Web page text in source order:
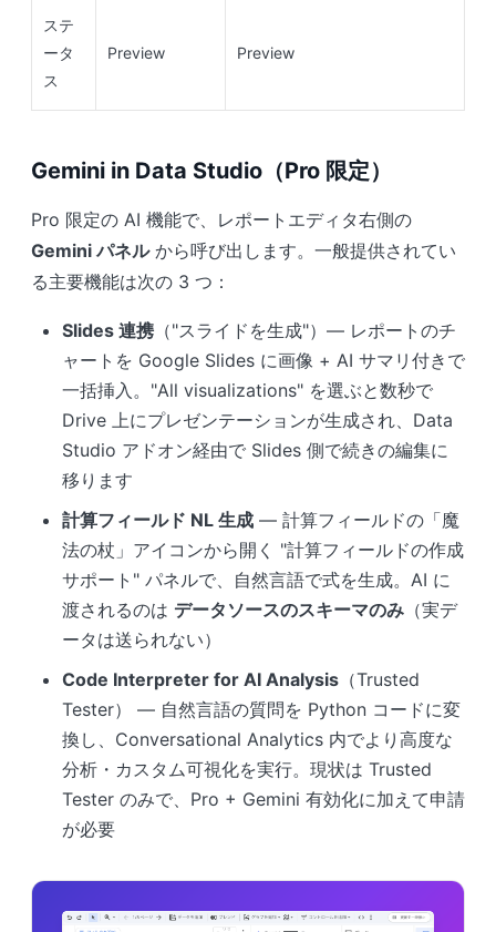
ステ
ータ
ス
Preview Preview
Gemini in Data Studio（Pro 限定）
Pro 限定の AI 機能で、レポートエディタ右側の
Gemini パネルから呼び出します。一般提供されてい
る主要機能は次の 3 つ：
Slides 連携 （"スライドを生成"）— レポートのチ
ャートを Google Slides に画像 + AI サマリ付きで
一括挿入。"All visualizations" を選ぶと数秒で
Drive 上にプレゼンテーションが生成され、Data
Studio アドオン経由で Slides 側で続きの編集に
移ります
計算フィールド NL 生成 — 計算フィールドの「魔
法の杖」アイコンから開く "計算フィールドの作成
サポート" パネルで、自然言語で式を生成。AI に
渡されるのは データソースのスキーマのみ （実デ
ータは送られない）
Code Interpreter for AI Analysis （Trusted
Tester） — 自然言語の質問を Python コードに変
換し、Conversational Analytics 内でより高度な
分析・カスタム可視化を実行。現状は Trusted
Tester のみで、Pro + Gemini 有効化に加えて申請
が必要